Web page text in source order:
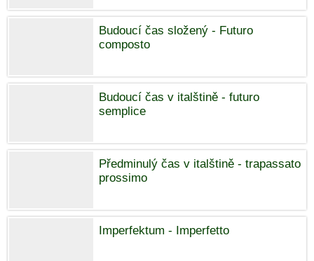
Budoucí čas složený - Futuro
composto
Budoucí čas v italštině - futuro
semplice
Předminulý čas v italštině - trapassato
prossimo
Imperfektum - Imperfetto